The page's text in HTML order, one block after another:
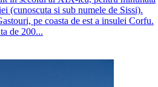
(cunoscuta si sub numele de Sissi).
pe coasta de est a insulei Corfu.
de 200...